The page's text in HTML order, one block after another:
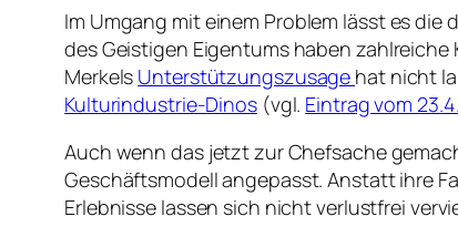
Im Umgang mit einem Problem lässt es
des Geistigen Eigentums haben zahlreiche
Merkels Unterstützungszusage hat nicht
Kulturindustrie-Dinos(vgl. Eintrag vom 23.4.
Auch wenn das jetzt zur Chefsache
Geschäftsmodell angepasst. Anstatt ihre
Erlebnisse lassen sich nicht verlustfrei